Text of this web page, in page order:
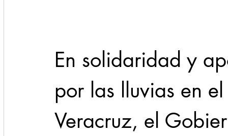
En solidaridad y
por las lluvias en
Veracruz, el